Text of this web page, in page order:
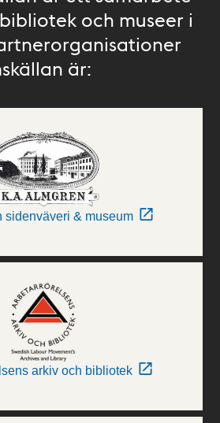
och museer i
är:
sidenväveri & museum
arkiv och bibliotek